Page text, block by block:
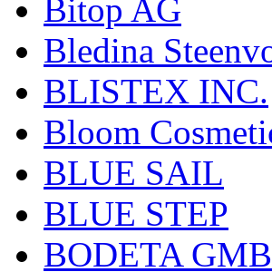
Bitop AG
Bledina
BLISTEX INC.
Bloom
BLUE SAIL
BLUE STEP
BODETA